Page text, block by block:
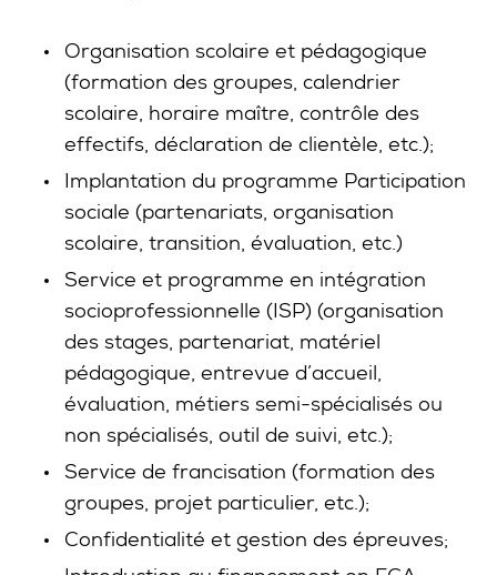
Organisation scolaire et pédagogique
(formation des groupes, calendrier
scolaire, horaire maître, contrôle des
effectifs, déclaration de clientèle, etc.);
Implantation du programme Participation
sociale (partenariats, organisation
scolaire, transition, évaluation, etc.)
Service et programme en intégration
socioprofessionnelle (ISP) (organisation
des stages, partenariat, matériel
pédagogique, entrevue d’accueil,
évaluation, métiers semi-spécialisés ou
non spécialisés, outil de suivi, etc.);
Service de francisation (formation des
groupes, projet particulier, etc.);
Confidentialité et gestion des épreuves;